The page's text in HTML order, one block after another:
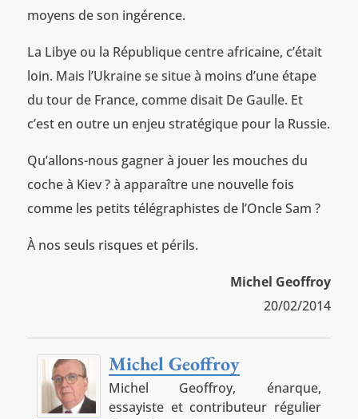
moyens de son ingérence.
La Libye ou la République centre africaine, c’était
loin. Mais l’Ukraine se situe à moins d’une étape
du tour de France, comme disait De Gaulle. Et
c’est en outre un enjeu stratégique pour la Russie.
Qu’allons-nous gagner à jouer les mouches du
coche à Kiev ? à apparaître une nouvelle fois
comme les petits télégraphistes de l’Oncle Sam ?
À nos seuls risques et périls.
Michel Geoffroy
20/02/2014
Michel Geoffroy
Michel Geoffroy, énarque,
essayiste et contributeur régulier